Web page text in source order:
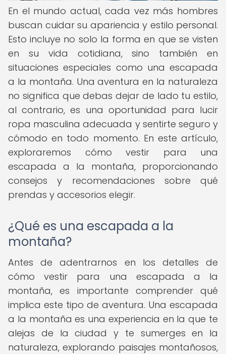
En el mundo actual, cada vez más hombres
buscan cuidar su apariencia y estilo personal.
Esto incluye no solo la forma en que se visten
en su vida cotidiana, sino también en
situaciones especiales como una escapada
a la montaña. Una aventura en la naturaleza
no significa que debas dejar de lado tu estilo,
al contrario, es una oportunidad para lucir
ropa masculina adecuada y sentirte seguro y
cómodo en todo momento. En este artículo,
exploraremos cómo vestir para una
escapada a la montaña, proporcionando
consejos y recomendaciones sobre qué
prendas y accesorios elegir.
¿Qué es una escapada a la
montaña?
Antes de adentrarnos en los detalles de
cómo vestir para una escapada a la
montaña, es importante comprender qué
implica este tipo de aventura. Una escapada
a la montaña es una experiencia en la que te
alejas de la ciudad y te sumerges en la
naturaleza, explorando paisajes montañosos,